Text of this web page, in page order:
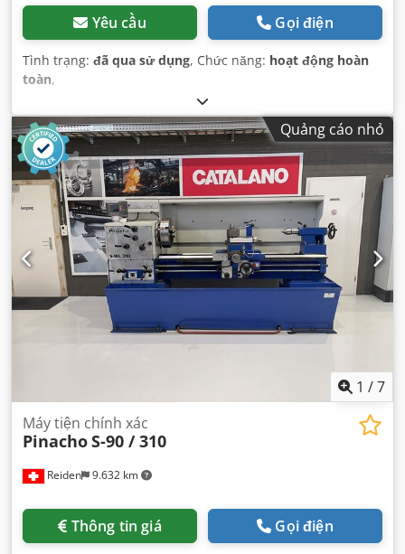
Yêu cầu Gọi điện
Tình trạng: đã qua sử dụng, Chức năng: hoạt động hoàn
toàn,
Quảng cáo nhỏ
1 /7
Reiden 9.632 km
Máy tiện chính xác
PinachoS-90 / 310
Thông tin giá Gọi điện